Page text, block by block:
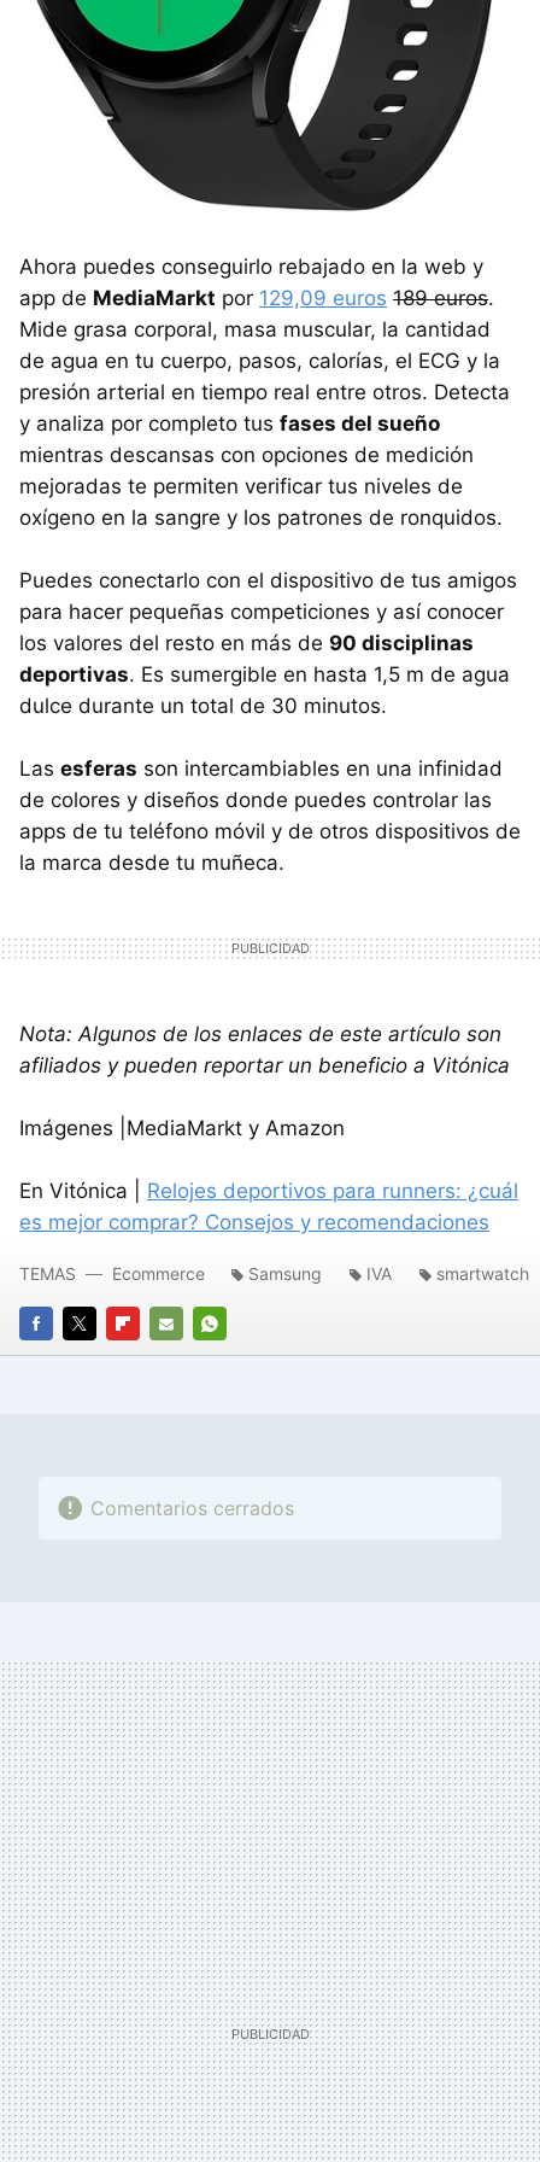
Ahora puedes conseguirlo rebajado en la web y
app de MediaMarkt por 129,09 euros 189 euros.
Mide grasa corporal, masa muscular, la cantidad
de agua en tu cuerpo, pasos, calorías, el ECG y la
presión arterial en tiempo real entre otros. Detecta
y analiza por completo tus fases del sueño
mientras descansas con opciones de medición
mejoradas te permiten verificar tus niveles de
oxígeno en la sangre y los patrones de ronquidos.
Puedes conectarlo con el dispositivo de tus amigos
para hacer pequeñas competiciones y así conocer
los valores del resto en más de 90 disciplinas
deportivas. Es sumergible en hasta 1,5 m de agua
dulce durante un total de 30 minutos.
Las esferas son intercambiables en una infinidad
de colores y diseños donde puedes controlar las
apps de tu teléfono móvil y de otros dispositivos de
la marca desde tu muñeca.
Nota: Algunos de los enlaces de este artículo son
afiliados y pueden reportar un beneficio a Vitónica
Imágenes |MediaMarkt y Amazon
En Vitónica | Relojes deportivos para runners: ¿cuál
es mejor comprar? Consejos y recomendaciones
FACEBOOK
TWITTERFLIPBOARD
E-
WHATSAPP
TEMAS Ecommerce Samsung IVA smartwatch
Comentarios cerrados